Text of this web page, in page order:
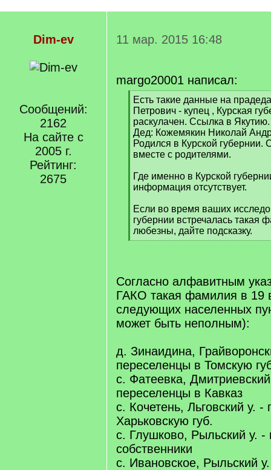
Dim-ev
Сообщений:
2162
На сайте с
2005 г.
Рейтинг:
2675
11 мар. 2015 16:48
margo20001 написал:
[
q
]
Есть такие данные на
Петрович - купец , Курская
раскулачен. Ссылка в Якутию.
Дед: Кожемякин Николай
Родился в Курской губернии.
вместе с родителями.
Где именно в Курской
информация отсутствует.
Если во время ваших
губернии встречалась такая
любезны, дайте подсказку.
[
Согласно алфавитным
ГАКО такая фамилия в 19
следующих населенных
может быть неполным):
д. Зинаидина,
переселенцы в Томскую
с. Фатеевка,
переселенцы в Кавказ
с. Кочетень, Льговский у.
Харьковскую губ.
с. Глушково, Рыльский у. -
собственники
с. Ивановское, Рыльский у.